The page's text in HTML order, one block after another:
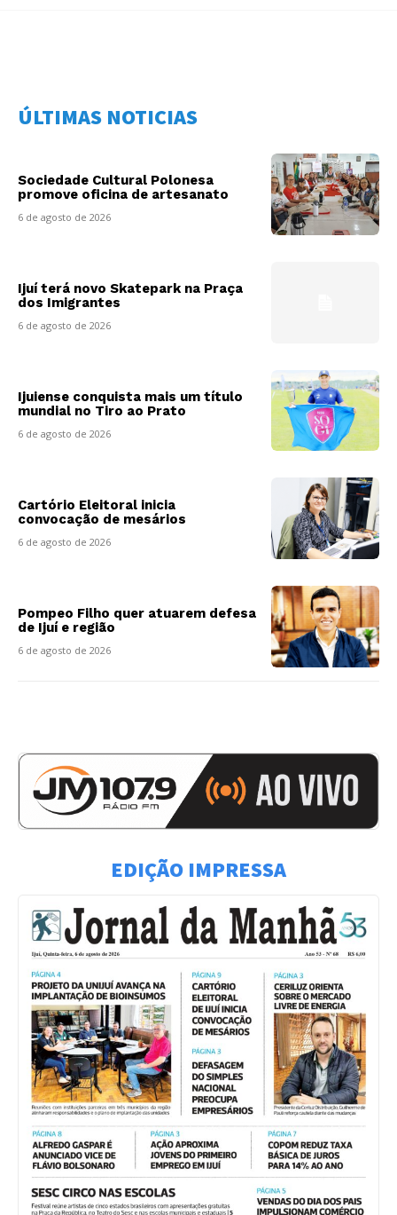
ÚLTIMAS NOTICIAS
Sociedade Cultural Polonesa
promove oficina de artesanato
6 de agosto de 2026
Ijuí terá novo Skatepark na Praça
dos Imigrantes
6 de agosto de 2026
Ijuiense conquista mais um título
mundial no Tiro ao Prato
6 de agosto de 2026
Cartório Eleitoral inicia
convocação de mesários
6 de agosto de 2026
Pompeo Filho quer atuarem defesa
de Ijuí e região
6 de agosto de 2026
EDIÇÃO IMPRESSA